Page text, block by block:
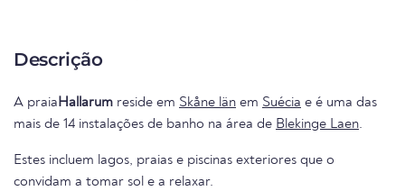
Descrição
A praiaHallarum reside em Skåne län em Suécia e é uma das
mais de 14 instalações de banho na área de Blekinge Laen.
Estes incluem lagos, praias e piscinas exteriores que o
convidam a tomar sol e a relaxar.